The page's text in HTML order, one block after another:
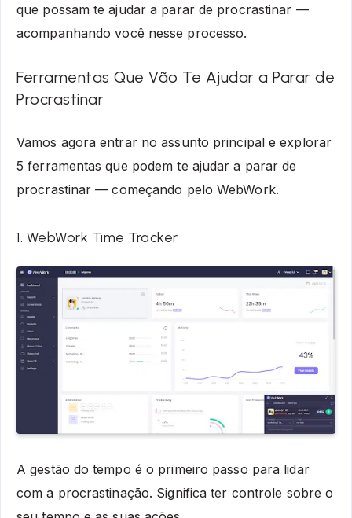
que possam te ajudar a parar de procrastinar —
acompanhando você nesse processo.
Ferramentas Que Vão Te Ajudar a Parar de
Procrastinar
Vamos agora entrar no assunto principal e explorar
5 ferramentas que podem te ajudar a parar de
procrastinar — começando pelo WebWork.
1. WebWork Time Tracker
A gestão do tempo é o primeiro passo para lidar
com a procrastinação. Significa ter controle sobre o